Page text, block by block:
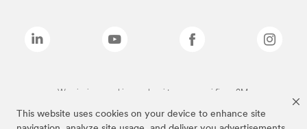
This website uses cookies on your device to enhance site
Wymienione marki są znakami towarowymi firmy 3M.